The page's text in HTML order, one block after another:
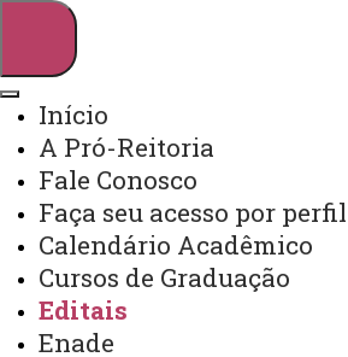
Webmail Sistemas
Arquivo Virtual
Início
A Pró-Reitoria
Fale Conosco
Faça seu acesso por perfil
Calendário Acadêmico
Cursos de Graduação
Editais
Enade